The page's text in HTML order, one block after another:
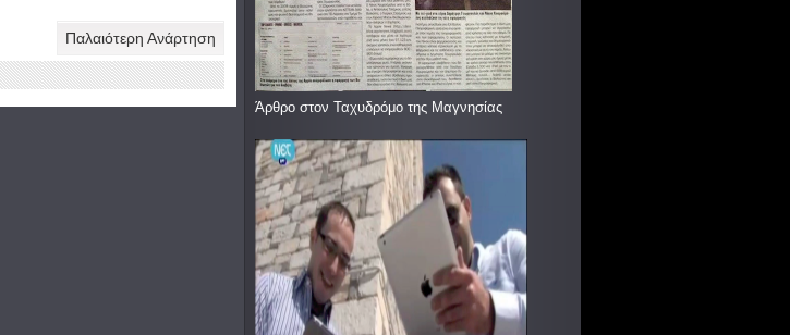
Παλαιότερη Ανάρτηση
Άρθρο στον Ταχυδρόμο της Μαγνησίας